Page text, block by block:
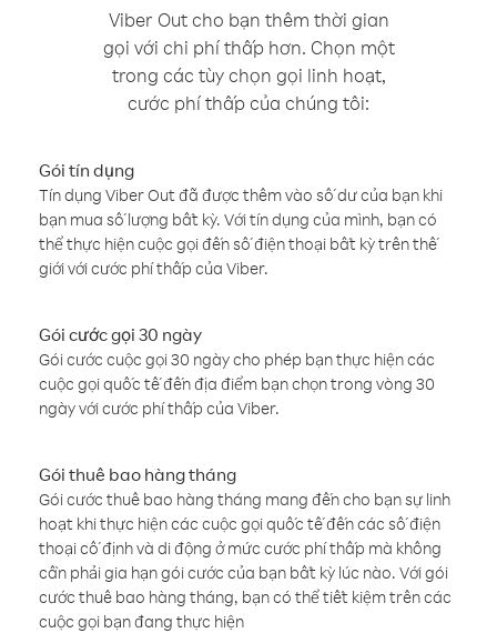
Viber Out cho bạn thêm thời gian
gọi với chi phí thấp hơn. Chọn một
trong các tùy chọn gọi linh hoạt,
cước phí thấp của chúng tôi:
Gói tín dụng
Tín dụng Viber Out đã được thêm vào số dư của bạn khi
bạn mua số lượng bất kỳ. Với tín dụng của mình, bạn có
thể thực hiện cuộc gọi đến số điện thoại bất kỳ trên thế
giới với cước phí thấp của Viber.
Gói cước gọi 30 ngày
Gói cước cuộc gọi 30 ngày cho phép bạn thực hiện các
cuộc gọi quốc tế đến địa điểm bạn chọn trong vòng 30
ngày với cước phí thấp của Viber.
Gói thuê bao hàng tháng
Gói cước thuê bao hàng tháng mang đến cho bạn sự linh
hoạt khi thực hiện các cuộc gọi quốc tế đến các số điện
thoại cố định và di động ở mức cước phí thấp mà không
cần phải gia hạn gói cước của bạn bất kỳ lúc nào. Với gói
cước thuê bao hàng tháng, bạn có thể tiết kiệm trên các
cuộc gọi bạn đang thực hiện